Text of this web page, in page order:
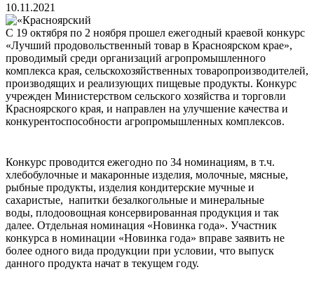
10.11.2021
С 19 октября по 2 ноября прошел ежегодный краевой конкурс
«Лучший продовольственный товар в Красноярском крае»,
проводимый среди организаций агропромышленного
комплекса края, сельскохозяйственных товаропроизводителей,
производящих и реализующих пищевые продукты. Конкурс
учрежден Министерством сельского хозяйства и торговли
Красноярского края, и направлен на улучшение качества и
конкурентоспособности агропромышленных комплексов.
Конкурс проводится ежегодно по 34 номинациям, в т.ч.
хлебобулочные и макаронные изделия, молочные, мясные,
рыбные продукты, изделия кондитерские мучные и
сахаристые, напитки безалкогольные и минеральные
воды, плодоовощная консервированная продукция и так
далее. Отдельная номинация «Новинка года». Участник
конкурса в номинации «Новинка года» вправе заявить не
более одного вида продукции при условии, что выпуск
данного продукта начат в текущем году.